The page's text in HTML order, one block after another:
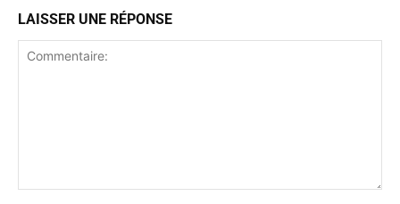
LAISSER UNE RÉPONSE